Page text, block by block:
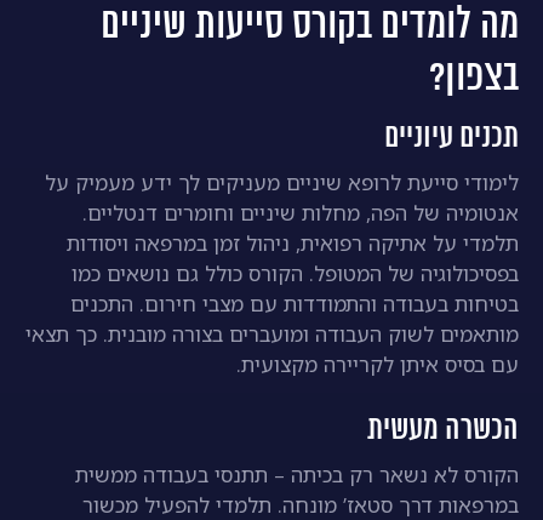
מה לומדים בקורס סייעות שיניים
בצפון?
תכנים עיוניים
לימודי סייעת לרופא שיניים מעניקים לך ידע מעמיק על
אנטומיה של הפה, מחלות שיניים וחומרים דנטליים.
תלמדי על אתיקה רפואית, ניהול זמן במרפאה ויסודות
בפסיכולוגיה של המטופל. הקורס כולל גם נושאים כמו
בטיחות בעבודה והתמודדות עם מצבי חירום. התכנים
מותאמים לשוק העבודה ומועברים בצורה מובנית. כך תצאי
עם בסיס איתן לקריירה מקצועית.
הכשרה מעשית
הקורס לא נשאר רק בכיתה – תתנסי בעבודה ממשית
במרפאות דרך סטאז’ מונחה. תלמדי להפעיל מכשור